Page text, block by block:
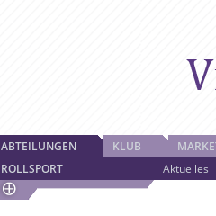
ABTEILUNGEN
ROLLSPORT
Aktuelles
KLUB